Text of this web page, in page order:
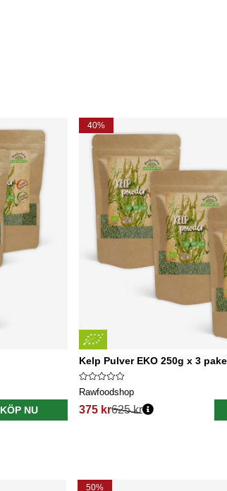
KÖP NU
40%
Kelp Pulver EKO 250g x 3
Rawfoodshop
375 kr625 kr
50%